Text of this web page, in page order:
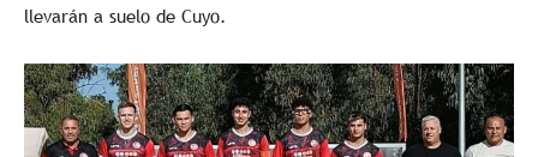
llevarán a suelo de Cuyo.